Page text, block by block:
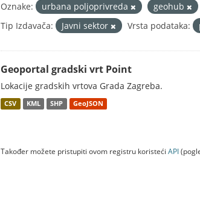
Oznake: urbana poljoprivreda geohub
Tip Izdavača:
Javni sektor Vrsta podataka:
Geoportal gradski vrt Point
Lokacije gradskih vrtova Grada Zagreba.
CSV KML SHP GeoJSON
Također možete pristupiti ovom registru koristeći API